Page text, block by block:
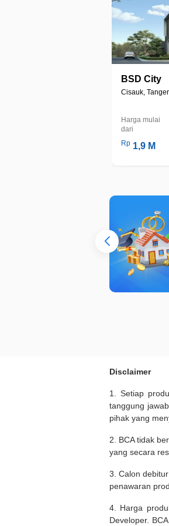
BSD City
Cisauk,
Harga mulai
dari
Rp 1,9 M
Disclaimer
1. Setiap
tanggung
pihak yang
2. BCA tidak
yang secara
3. Calon
penawaran
4. Harga
Developer.